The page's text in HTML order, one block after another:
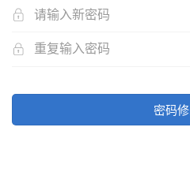
密码